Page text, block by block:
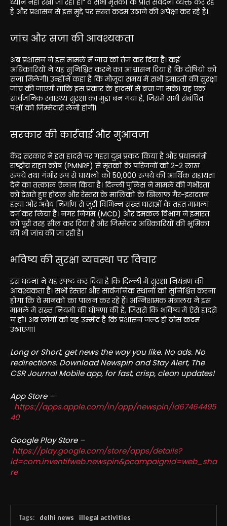
ध्यान नहीं रखा जा रहा है।” वे सभी मृतकों के प्रति संवेदना व्यक्त कर रहे
हैं और प्रशासन से इस मुद्दे पर सख्त कदम उठाने की अपेक्षा कर रहे हैं।
जांच और सजा की आवश्यकता
अब प्रशासन ने इस मामले में जांच को तेज कर दिया है। कई
अधिकारियों ने यह सुनिश्चित करने का आश्वासन दिया है कि दोषियों को
सजा मिलेगी। उन्होंने कहा है कि मौजूदा समय में सभी इमारतों की सुरक्षा
जांच की जाएगी ताकि इस प्रकार के हादसों से बचा जा सके। यह एक
सार्वजनिक स्वास्थ्य सुरक्षा का मुद्दा बन गया है, जिसमें सभी संबंधित
पक्षों को जिम्मेदारी लेनी होगी।
सरकार की कार्रवाई और मुआवजा
केंद्र सरकार ने इस हादसे पर गहरा दुख प्रकट किया है और प्रधानमंत्री
राष्ट्रीय राहत कोष (PMNRF) से मृतकों के परिजनों को 2-2 लाख
रुपये तथा गंभीर रूप से घायलों को 50,000 रुपये की आर्थिक सहायता
देने का तत्काल ऐलान किया है। दिल्ली पुलिस ने मामले की गंभीरता
को देखते हुए होटल और रेस्तरां के मालिकों के खिलाफ गैर-इरादतन
हत्या और अवैध निर्माण से जुड़ी विभिन्न सख्त धाराओं के तहत मामला
दर्ज कर लिया है। नगर निगम (MCD) और दमकल विभाग ने इमारत
को पूरी तरह सील कर दिया है और जिम्मेदार अधिकारियों की भूमिका
की भी जांच की जा रही है।
भविष्य की सुरक्षा व्यवस्था पर विचार
इस घटना ने यह स्पष्ट कर दिया है कि दिल्ली में सुरक्षा नियंत्रण की
आवश्यकता है। सभी रेस्तरां और सार्वजनिक स्थानों को सुनिश्चित करना
होगा कि वे मानकों का पालन कर रहे हैं। अग्निशामक मंत्रालय ने इस
मामले में सख्त नियमों की घोषणा की है, जिससे कि भविष्य में ऐसे हादसे
न हों। अब लोगों को यह उम्मीद है कि प्रशासन जल्द ही ठोस कदम
उठाएगा।
Long or Short, get news the way you like. No ads. No
redirections. Download Newspin and Stay Alert, The
CSR Journal Mobile app, for fast, crisp, clean updates!
App Store –
https://apps.apple.com/in/app/newspin/id67464495
40
Google Play Store –
https://play.google.com/store/apps/details?
id=com.inventifweb.newspin&pcampaignid=web_sha
re
Tags: delhi news
illegal activities